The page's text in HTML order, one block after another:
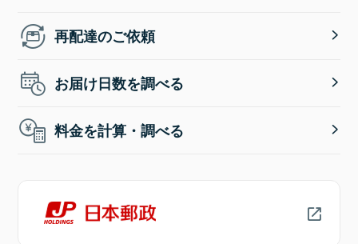
再配達のご依頼
お届け日数を調べる
料金を計算・調べる